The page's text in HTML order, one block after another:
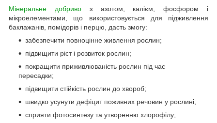
Мінеральне добривоз азотом, калієм, фосфором і
мікроелементами, що використовується для підживлення
баклажанів, помідорів і перцю, дасть змогу:
забезпечити повноцінне живлення рослин;
підвищити ріст і розвиток рослин;
покращити приживлюваність рослин під час
пересадки;
підвищити стійкість рослин до хвороб;
швидко усунути дефіцит поживних речовин у рослині;
сприяти фотосинтезу та утворенню хлорофілу;